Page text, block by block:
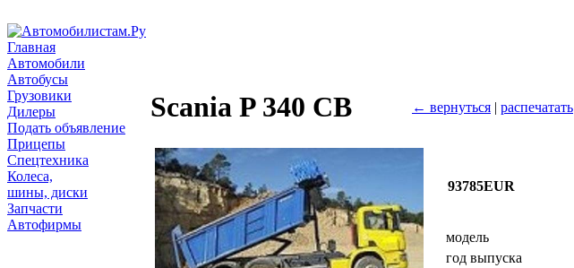
Главная
Автомобили
Автобусы
Грузовики
Дилеры
Подать объявление
Прицепы
Спецтехника
Колеса,
шины, диски
Запчасти
Автофирмы
Scania P 340 CB ← вернуться | распечатать
93785EUR
модель
год выпуска